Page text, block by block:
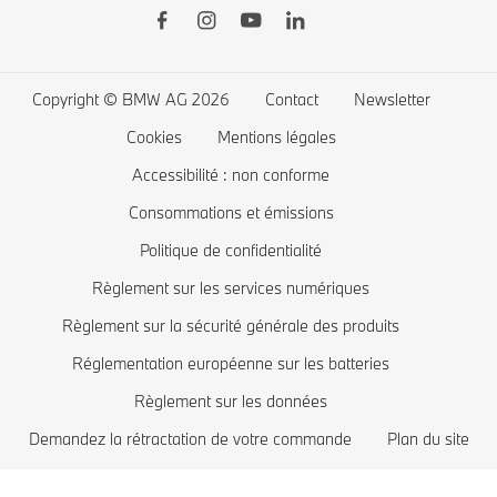
Mise à jour logiciel Remote Software Upgrade
Offres exclusives BMW
Comparez les modèles BMW
Boutique Lifestyle BMW
Reprise de votre véhicule
Réservez votre essai
Recommandation personnalisée de BMW
BMW Série 2
BMW Série 1
BMW M
Coût des voitures électriques
BMW hybrides rechargeables
Copyright © BMW AG 2026 Contact
Newsletter
Cookies
Mentions légales
Accessibilité : non conforme
Consommations et émissions
Politique de confidentialité
Règlement sur les services numériques
Règlement sur la sécurité générale des produits
Réglementation européenne sur les batteries
Règlement sur les données
Demandez la rétractation de votre commande
Plan du site